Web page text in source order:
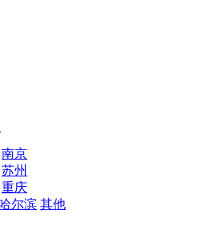
南京
苏州
重庆
哈尔滨 其他